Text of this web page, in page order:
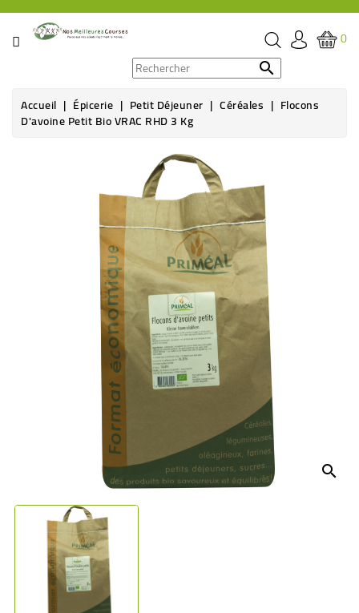
CATÉGORIE
ÉPICERIE
0

Accueil Épicerie Petit Déjeuner Céréales Flocons
D'avoine Petit Bio VRAC RHD 3 Kg
search